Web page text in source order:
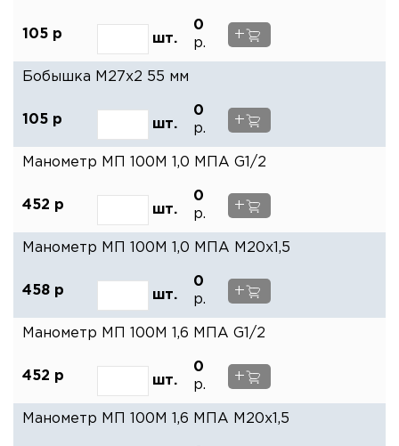
105 р шт.
0
р.
+
Бобышка М27х2 55 мм
105 р шт.
0
р.
+
Манометр МП 100М 1,0 МПА G1/2
452 р шт.
0
р.
+
Манометр МП 100М 1,0 МПА М20х1,5
458 р шт.
0
р.
+
Манометр МП 100М 1,6 МПА G1/2
452 р шт.
0
р.
+
Манометр МП 100М 1,6 МПА М20х1,5